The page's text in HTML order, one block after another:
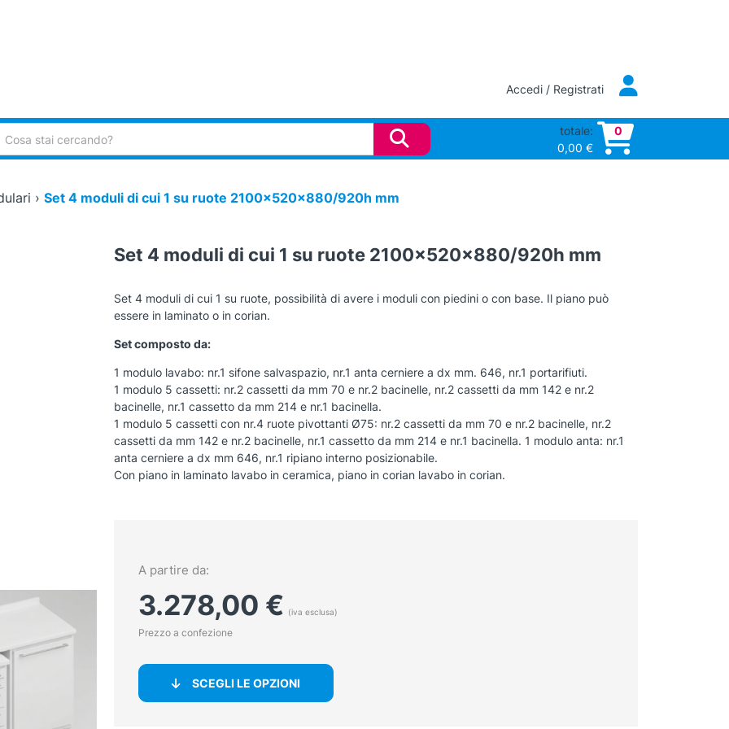
Accedi / Registrati
totale:
0,00 €
0
› Set 4 moduli di cui 1 su ruote 2100x520x880/920h mm
Set 4 moduli di cui 1 su ruote 2100x520x880/920h mm
Set 4 moduli di cui 1 su ruote, possibilità di avere i moduli con piedini o con base. Il piano può
essere in laminato o in corian.
Set composto da:
1 modulo lavabo: nr.1 sifone salvaspazio, nr.1 anta cerniere a dx mm. 646, nr.1 portarifiuti.
1 modulo 5 cassetti: nr.2 cassetti da mm 70 e nr.2 bacinelle, nr.2 cassetti da mm 142 e nr.2
bacinelle, nr.1 cassetto da mm 214 e nr.1 bacinella.
1 modulo 5 cassetti con nr.4 ruote pivottanti Ø75: nr.2 cassetti da mm 70 e nr.2 bacinelle, nr.2
cassetti da mm 142 e nr.2 bacinelle, nr.1 cassetto da mm 214 e nr.1 bacinella. 1 modulo anta: nr.1
anta cerniere a dx mm 646, nr.1 ripiano interno posizionabile.
Con piano in laminato lavabo in ceramica, piano in corian lavabo in corian.
A partire da:
3.278,00 € (iva esclusa)
Prezzo a confezione
SCEGLI LE OPZIONI